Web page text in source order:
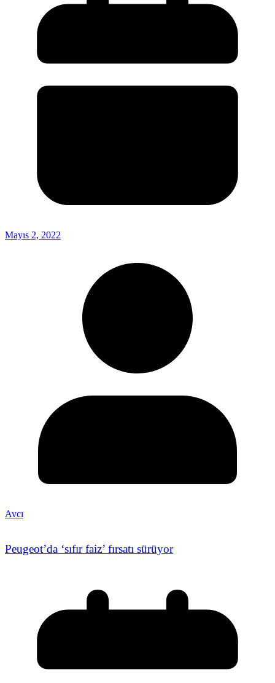
Mayıs 2, 2022
Avcı
Peugeot’da ‘sıfır faiz’ fırsatı sürüyor